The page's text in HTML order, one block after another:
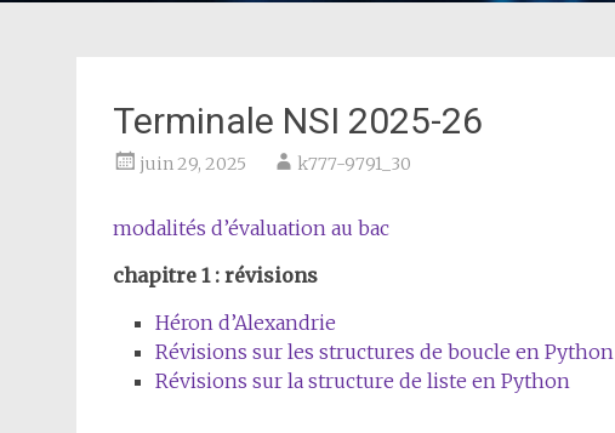
Terminale NSI 2025-26
juin 29, 2025 k777-9791_30
modalités d’évaluation au bac
chapitre 1 : révisions
Héron d’Alexandrie
Révisions sur les structures de boucle en Python
Révisions sur la structure de liste en Python